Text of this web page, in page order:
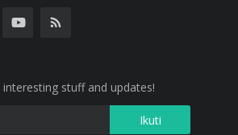
stuff and updates!